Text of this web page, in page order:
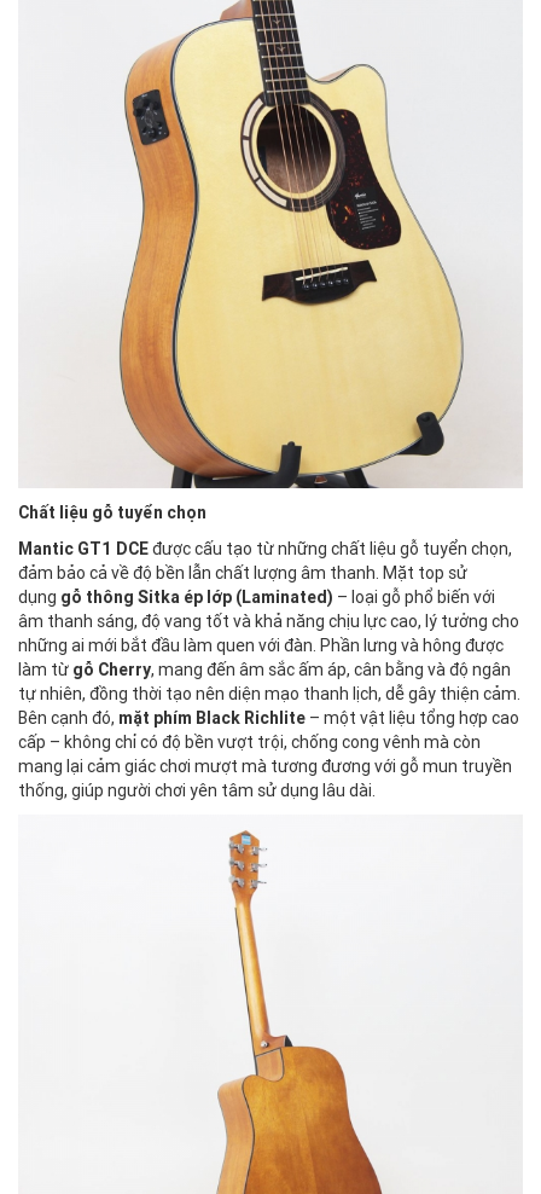
Chất liệu gỗ tuyển chọn
Mantic GT1 DCEđược cấu tạo từ những chất liệu gỗ tuyển chọn,
đảm bảo cả về độ bền lẫn chất lượng âm thanh. Mặt top sử
dụng gỗ thông Sitka ép lớp (Laminated) – loại gỗ phổ biến với
âm thanh sáng, độ vang tốt và khả năng chịu lực cao, lý tưởng cho
những ai mới bắt đầu làm quen với đàn. Phần lưng và hông được
làm từ gỗ Cherry, mang đến âm sắc ấm áp, cân bằng và độ ngân
tự nhiên, đồng thời tạo nên diện mạo thanh lịch, dễ gây thiện cảm.
Bên cạnh đó, mặt phím Black Richlite – một vật liệu tổng hợp cao
cấp – không chỉ có độ bền vượt trội, chống cong vênh mà còn
mang lại cảm giác chơi mượt mà tương đương với gỗ mun truyền
thống, giúp người chơi yên tâm sử dụng lâu dài.